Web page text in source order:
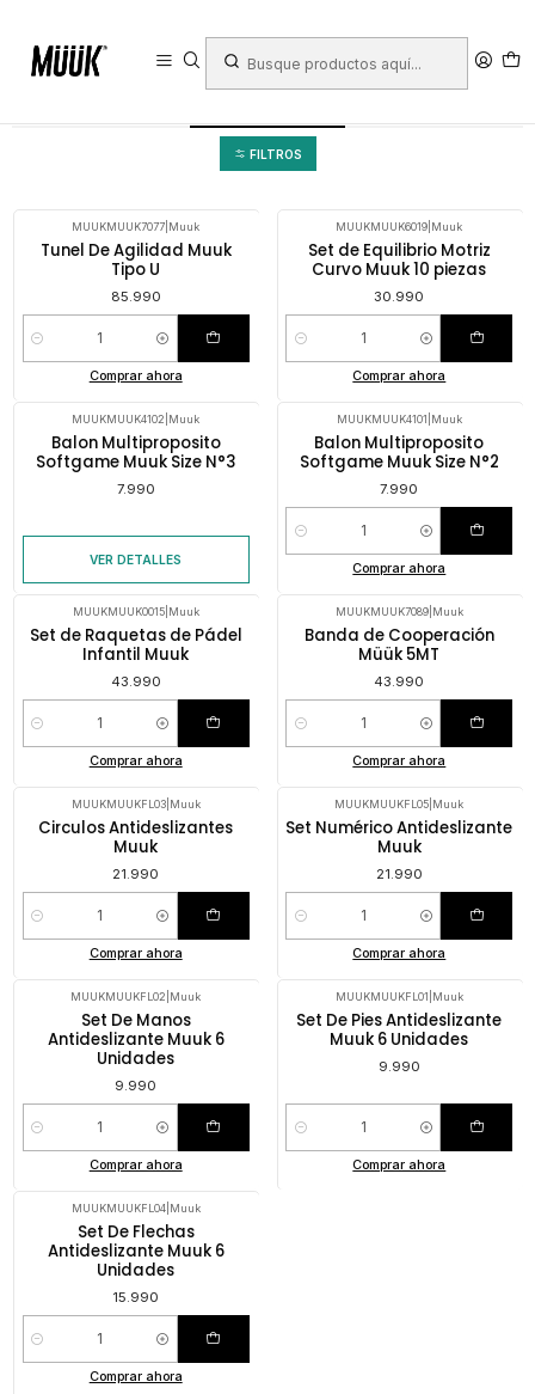
Psicomotricidad
FILTROS
MUUKMUUK7077 Muuk
Tunel De Agilidad Muuk
Tipo U
85.990
Cantidad
Comprar ahora
MUUKMUUK6019 Muuk
Set de Equilibrio Motriz
Curvo Muuk 10 piezas
30.990
Cantidad
Comprar ahora
MUUKMUUK4102 Muuk
Balon Multiproposito
Softgame Muuk Size N°3
7.990
VER DETALLES
MUUKMUUK4101 Muuk
Balon Multiproposito
Softgame Muuk Size N°2
7.990
Cantidad
Comprar ahora
MUUKMUUK0015| Muuk
Set de Raquetas de Pádel
Infantil Muuk
43.990
Cantidad
Comprar ahora
MUUKMUUK7089| Muuk
Banda de Cooperación
Müük 5MT
43.990
Cantidad
Comprar ahora
MUUKMUUKFL03| Muuk
Circulos Antideslizantes
Muuk
21.990
Cantidad
Comprar ahora
MUUKMUUKFL05 Muuk
Set Numérico Antideslizante
Muuk
21.990
Cantidad
Comprar ahora
MUUKMUUKFL02 Muuk
Set De Manos
Antideslizante Muuk 6
Unidades
9.990
Cantidad
Comprar ahora
MUUKMUUKFL01 Muuk
Set De Pies Antideslizante
Muuk 6 Unidades
9.990
Cantidad
Comprar ahora
MUUKMUUKFL04| Muuk
Set De Flechas
Antideslizante Muuk 6
Unidades
15.990
Cantidad
Comprar ahora